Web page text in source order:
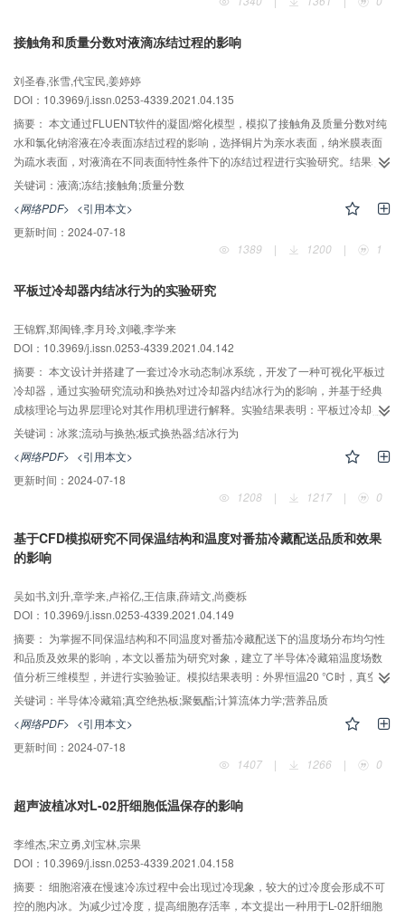
时，传热系数变化区间为18.1~18.43 W/(m2?℃)；随着循环倍率的升高，冷风
接触角和质量分数对液滴冻结过程的影响
刘圣春,张雪,代宝民,姜婷婷
DOI：10.3969/j.issn.0253-4339.2021.04.135
摘要： 本文通过FLUENT软件的凝固/熔化模型，模拟了接触角及质量分数对纯
水和氯化钠溶液在冷表面冻结过程的影响，选择铜片为亲水表面，纳米膜表面
为疏水表面，对液滴在不同表面特性条件下的冻结过程进行实验研究。结果表
明：液滴在冷表面的冻结特性与接触角、质量分数有关。当溶液质量分数一定
时，接触角越小，液滴冻结速度越快，完全冻结时间越短；在冻结过程的初始
时刻，接触角越小，液滴底部温度越低；当冻结时刻相同、液滴高度一致时，
液滴表面的温度和液相分数均比液滴内部低；接触角相同时，溶液质量分数与
液滴的开始冻结温度成反比，与完全冻结时间成正比。对比实验结果与模拟可
一致，但实验值大于模拟值。
关键词： 液滴;冻结;接触角;质量分数
<网络PDF> <引用本文>
更新时间： 2024-07-18
1389
| 1200 | 1
平板过冷却器内结冰行为的实验研究
王锦辉,郑闽锋,李月玲,刘曦,李学来
DOI：10.3969/j.issn.0253-4339.2021.04.142
摘要： 本文设计并搭建了一套过冷水动态制冰系统，开发了一种可视化平板过
冷却器，通过实验研究流动和换热对过冷却器内结冰行为的影响，并基于经典
成核理论与边界层理论对其作用机理进行解释。实验结果表明：平板过冷却器
内存在两种典型结冰行为，结冰行为一表现为过冷却器内不结冰，系统可连续
制取冰浆；结冰行为二表现为过冷却器内发生结冰，系统不能制取冰浆。载冷
剂进口温度过低、制冰溶液流量过大或过小均会促进结冰行为二的出现，不利
于系统制冰稳定性。发生结冰行为二时，相对距离d为0.15的壁面优先发生结
冰，且该处壁面的温度总低于其余区域，因此优先发生结冰的局部条件是具有
关键词： 冰浆;流动与换热;板式换热器;结冰行为
<网络PDF> <引用本文>
更新时间： 2024-07-18
1208
| 1217 | 0
基于CFD模拟研究不同保温结构和温度对番茄冷藏配送品质和效果
的影响
吴如书,刘升,章学来,卢裕亿,王信康,薛靖文,尚夔栎
DOI：10.3969/j.issn.0253-4339.2021.04.149
摘要： 为掌握不同保温结构和不同温度对番茄冷藏配送下的温度场分布均匀性
和品质及效果的影响，本文以番茄为研究对象，建立了半导体冷藏箱温度场数
值分析三维模型，并进行实验验证。模拟结果表明：外界恒温20 ℃时，真空绝
热板(vacuum insulation panel，VIP)和聚氨酯(polyurethane，PU)复合隔热保
温结构(VIP+PU)与聚氨酯隔热保温结构(PU)的半导体冷藏箱内平均温度从20.7
℃降至5 ℃分别需30 min和35 min，且35 min后平均温度分别为4.58 ℃和4.97
℃，前部与左右部最大温差分别为6.97 ℃和8.09 ℃；冷库预冷至4、10、15
℃的番茄置入VIP+PU和PU半导体冷藏箱内，在2.5 ℃下模拟配送10 h，
3.33、5.15、6.67 ℃，果心温度均匀度 分别为0.52、0.44、0.41和0.57、
VIP+PU半导体冷藏箱保温性能、冷却速度及果心温度均匀度明显优于PU半导
体冷藏箱；4 ℃番茄在2.5 ℃冷藏配送条件下效果最佳，失重率为0.08%，亮
度、色度变化最小，可溶性固形物含量为5.13%。
关键词： 半导体冷藏箱;真空绝热板;聚氨酯;计算流体力学;营养品质
<网络PDF> <引用本文>
更新时间： 2024-07-18
1407
| 1266 | 0
超声波植冰对L-02肝细胞低温保存的影响
李维杰,宋立勇,刘宝林,宗果
DOI：10.3969/j.issn.0253-4339.2021.04.158
摘要： 细胞溶液在慢速冷冻过程中会出现过冷现象，较大的过冷度会形成不可
控的胞内冰。为减少过冷度，提高细胞存活率，本文提出一种用于L-02肝细胞